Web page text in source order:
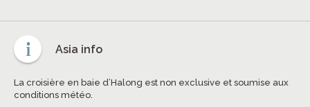
Asia info
La croisière en baie d’Halong est non exclusive et soumise aux
conditions météo.